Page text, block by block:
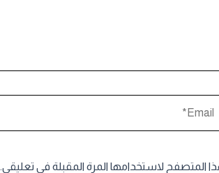
المتصفح لاستخدامها المرة المقبلة في تعليقي.